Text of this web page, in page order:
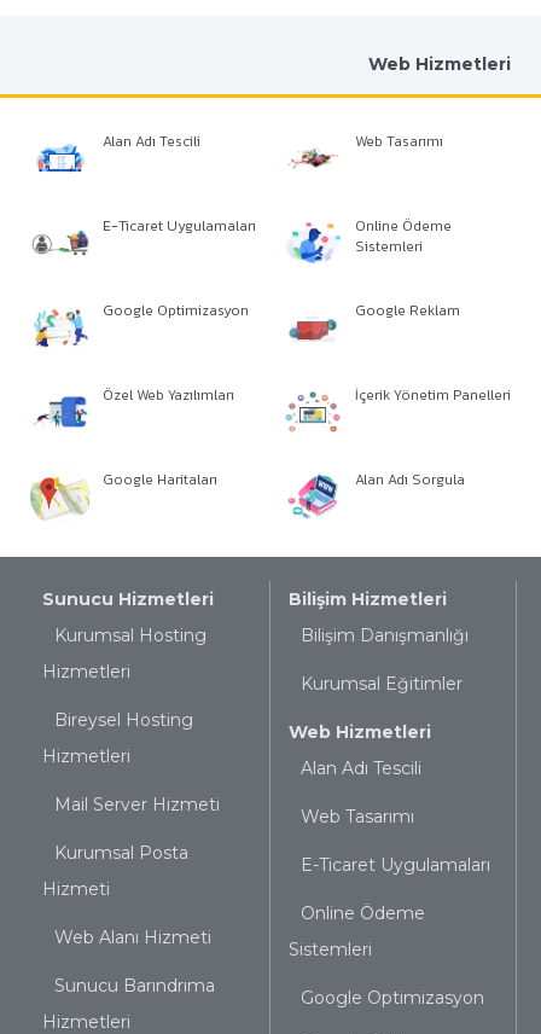
Web Hizmetleri
Alan Adı Tescili Web Tasarımı
E-Ticaret Uygulamaları
Online Ödeme
Sistemleri
Google Optimizasyon Google Reklam
Özel Web Yazılımları İçerik Yönetim Panelleri
Google Haritaları Alan Adı Sorgula
Sunucu Hizmetleri
Kurumsal Hosting
Hizmetleri
Bireysel Hosting
Hizmetleri
Mail Server Hizmeti
Kurumsal Posta
Hizmeti
Web Alanı Hizmeti
Sunucu Barındrıma
Hizmetleri
Bilişim Hizmetleri
Bilişim Danışmanlığı
Kurumsal Eğitimler
Web Hizmetleri
Alan Adı Tescili
Web Tasarımı
E-Ticaret Uygulamaları
Online Ödeme
Sistemleri
Google Optimizasyon